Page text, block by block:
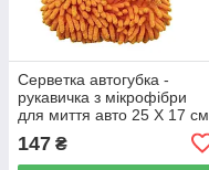
Серветка автогубка -
рукавичка з мікрофібри
для миття авто 25 Х 17 см
Elegant Maxi EL 100 153
147 ₴